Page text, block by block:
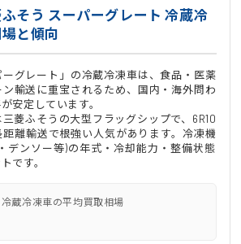
そう スーパーグレート 冷蔵冷
と傾向
グレート」の冷蔵冷凍車は、食品・医薬
輸送に重宝されるため、国内・海外問わ
安定しています。
菱ふそうの大型フラッグシップで、6R10
離輸送で根強い人気があります。冷凍機
デンソー等)の年式・冷却能力・整備状態
です。
蔵冷凍車の平均買取相場